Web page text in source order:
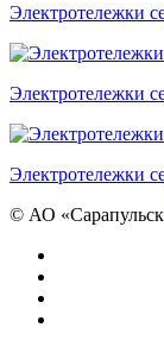
Электротележки
Электротележки
Электротележки
© АО